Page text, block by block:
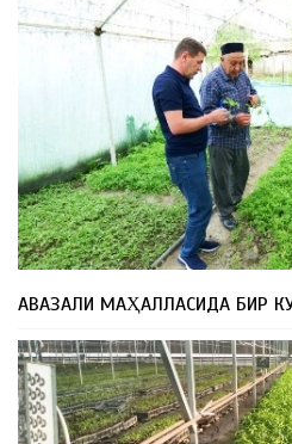
АВАЗАЛИ МАҲАЛЛАСИДА БИР